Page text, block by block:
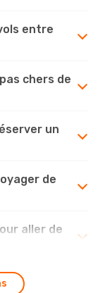
entre
chers de
un
de
aller de